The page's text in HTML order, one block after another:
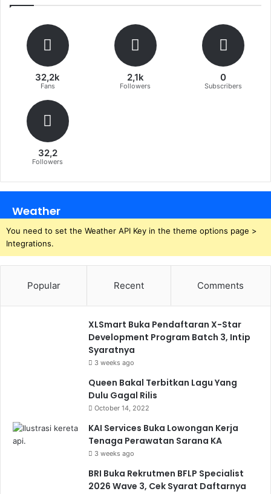
32,2k
Fans
2,1k
Followers
0
Subscribers
32,2
Followers
Weather
You need to set the Weather API Key in the theme options page >
Integrations.
Popular Recent Comments
XLSmart Buka Pendaftaran X-Star
Development Program Batch 3, Intip
Syaratnya
3 weeks ago
Queen Bakal Terbitkan Lagu Yang
Dulu Gagal Rilis
October 14, 2022
KAI Services Buka Lowongan Kerja
Tenaga Perawatan Sarana KA
3 weeks ago
BRI Buka Rekrutmen BFLP Specialist
2026 Wave 3, Cek Syarat Daftarnya